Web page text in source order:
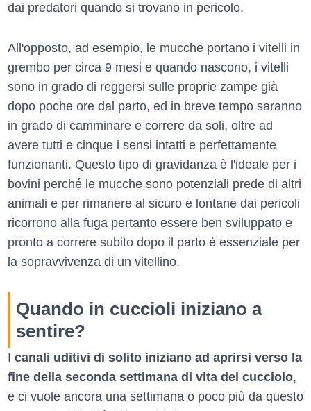
dai predatori quando si trovano in pericolo.
All'opposto, ad esempio, le mucche portano i vitelli in
grembo per circa 9 mesi e quando nascono, i vitelli
sono in grado di reggersi sulle proprie zampe già
dopo poche ore dal parto, ed in breve tempo saranno
in grado di camminare e correre da soli, oltre ad
avere tutti e cinque i sensi intatti e perfettamente
funzionanti. Questo tipo di gravidanza è l'ideale per i
bovini perché le mucche sono potenziali prede di altri
animali e per rimanere al sicuro e lontane dai pericoli
ricorrono alla fuga pertanto essere ben sviluppato e
pronto a correre subito dopo il parto è essenziale per
la sopravvivenza di un vitellino.
Quando in cuccioli iniziano a
sentire?
I canali uditivi di solito iniziano ad aprirsi verso la
fine della seconda settimana di vita del cucciolo,
e ci vuole ancora una settimana o poco più da questo